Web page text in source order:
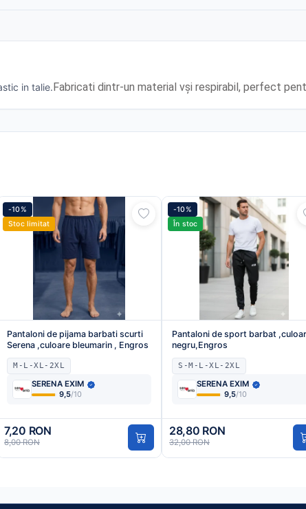
in talie. Fabricati dintr-un material vși respirabil, perfect
-10%
Stoc limitat
Pantaloni de pijama barbati scurti
Serena ,culoare bleumarin , Engros
M-L-XL-2XL
SERENA EXIM
9,5/10
7,20 RON
8,00 RON
-10%
În stoc
Pantaloni de sport barbat
negru,Engros
S-M-L-XL-2XL
SERENA EXIM
9,5/10
28,80 RON
32,00 RON